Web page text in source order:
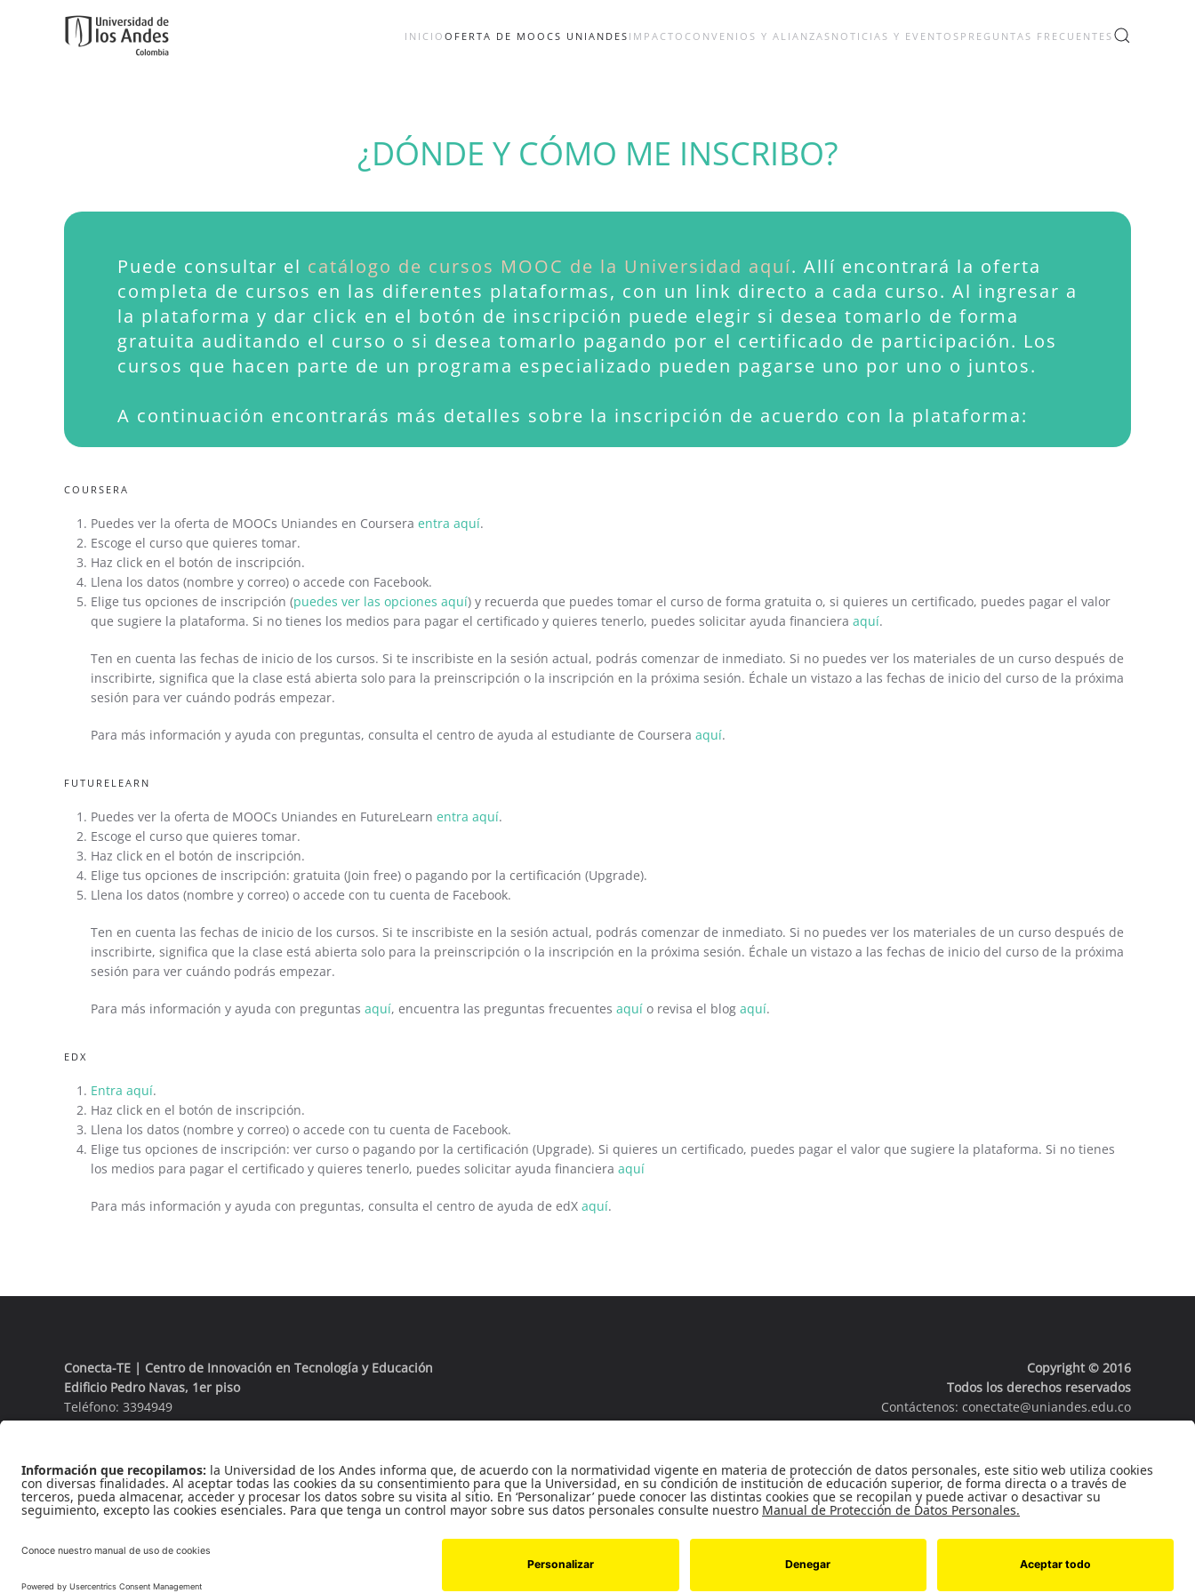
Ir al contenido principal INICIO OFERTA DE MOOCS UNIANDES IMPACTO CONVENIOS Y ALIANZAS NOTICIAS Y EVENTOS PREGUNTAS FRECUENTES
¿DÓNDE Y CÓMO ME INSCRIBO?
Puede consultar el catálogo de cursos MOOC de la Universidad aquí. Allí encontrará la oferta
completa de cursos en las diferentes plataformas, con un link directo a cada curso. Al ingresar a
la plataforma y dar click en el botón de inscripción puede elegir si desea tomarlo de forma
gratuita auditando el curso o si desea tomarlo pagando por el certificado de participación. Los
cursos que hacen parte de un programa especializado pueden pagarse uno por uno o juntos.
A continuación encontrarás más detalles sobre la inscripción de acuerdo con la plataforma:
COURSERA
Puedes ver la oferta de MOOCs Uniandes en Coursera entra aquí.
Escoge el curso que quieres tomar.
Haz click en el botón de inscripción.
Llena los datos (nombre y correo) o accede con Facebook.
Elige tus opciones de inscripción (puedes ver las opciones aquí) y recuerda que puedes tomar el curso de forma gratuita o, si quieres un certificado, puedes pagar el valor
que sugiere la plataforma. Si no tienes los medios para pagar el certificado y quieres tenerlo, puedes solicitar ayuda financiera aquí.
Ten en cuenta las fechas de inicio de los cursos. Si te inscribiste en la sesión actual, podrás comenzar de inmediato. Si no puedes ver los materiales de un curso después de
inscribirte, significa que la clase está abierta solo para la preinscripción o la inscripción en la próxima sesión. Échale un vistazo a las fechas de inicio del curso de la próxima
sesión para ver cuándo podrás empezar.
Para más información y ayuda con preguntas, consulta el centro de ayuda al estudiante de Coursera aquí.
FUTURELEARN
Puedes ver la oferta de MOOCs Uniandes en FutureLearn entra aquí.
Escoge el curso que quieres tomar.
Haz click en el botón de inscripción.
Elige tus opciones de inscripción: gratuita (Join free) o pagando por la certificación (Upgrade).
Llena los datos (nombre y correo) o accede con tu cuenta de Facebook.
Ten en cuenta las fechas de inicio de los cursos. Si te inscribiste en la sesión actual, podrás comenzar de inmediato. Si no puedes ver los materiales de un curso después de
inscribirte, significa que la clase está abierta solo para la preinscripción o la inscripción en la próxima sesión. Échale un vistazo a las fechas de inicio del curso de la próxima
sesión para ver cuándo podrás empezar.
Para más información y ayuda con preguntas aquí, encuentra las preguntas frecuentes aquí o revisa el blog aquí.
EDX
Entra aquí.
Haz click en el botón de inscripción.
Llena los datos (nombre y correo) o accede con tu cuenta de Facebook.
Elige tus opciones de inscripción: ver curso o pagando por la certificación (Upgrade). Si quieres un certificado, puedes pagar el valor que sugiere la plataforma. Si no tienes
los medios para pagar el certificado y quieres tenerlo, puedes solicitar ayuda financiera aquí
Para más información y ayuda con preguntas, consulta el centro de ayuda de edX aquí.
Conecta-TE | Centro de Innovación en Tecnología y Educación
Edificio Pedro Navas, 1er piso
Teléfono: 3394949
Extensión: 3930
Copyright © 2016
Todos los derechos reservados
Contáctenos: conectate@uniandes.edu.co
Universidad de los Andes
Universidad de los Andes | Vigilada Mineducación
Reconocimiento como Universidad: Decreto 1297 del 30 de mayo de 1964.
Reconocimiento personería jurídica: Resolución 28 del 23 de febrero de 1949 Minjusticia.
Cra 1 Nº 18A- 12 Bogotá, (Colombia) | Código postal: 111711 | Tel.: +571 3394949